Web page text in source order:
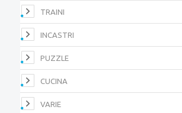
TRAINI
INCASTRI
PUZZLE
CUCINA
VARIE